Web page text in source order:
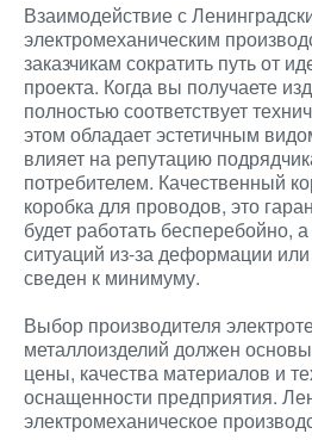
Взаимодействие с
электромеханическим
заказчикам сократить путь от
проекта. Когда вы получаете
полностью соответствует
этом обладает эстетичным
влияет на репутацию
потребителем. Качественный
коробка для проводов, это
будет работать бесперебойно,
ситуаций из-за деформации
сведен к минимуму.
Выбор производителя
металлоизделий должен
цены, качества материалов и
оснащенности предприятия.
электромеханическое